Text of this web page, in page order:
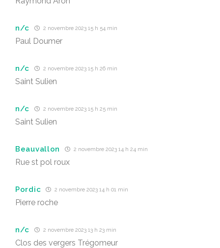
n/c 2 novembre 2023 15 h 54 min
Paul Doumer
n/c 2 novembre 2023 15 h 26 min
Saint Sulien
n/c 2 novembre 2023 15 h 25 min
Saint Sulien
Beauvallon 2 novembre 2023 14 h 24 min
Rue st pol roux
Pordic 2 novembre 2023 14 h 01 min
Pierre roche
n/c 2 novembre 2023 13 h 23 min
Clos des vergers Trégomeur